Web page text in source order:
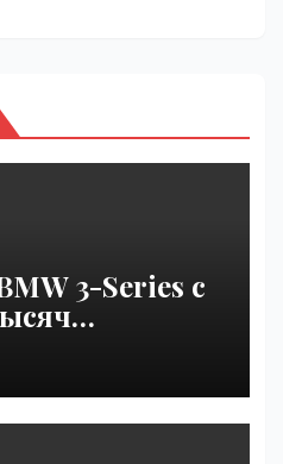
3-Series с
на
| VseTime.ru